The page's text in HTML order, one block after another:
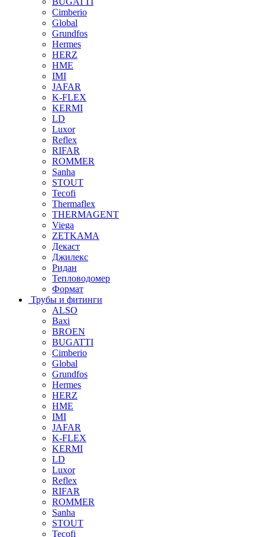
Cimberio
Global
Grundfos
Hermes
HERZ
HME
IMI
JAFAR
K-FLEX
KERMI
LD
Luxor
Reflex
RIFAR
ROMMER
Sanha
STOUT
Tecofi
Thermaflex
THERMAGENT
Viega
ZETKAMA
Декаст
Джилекс
Ридан
Тепловодомер
Формат
Трубы и фитинги
ALSO
Baxi
BROEN
BUGATTI
Cimberio
Global
Grundfos
Hermes
HERZ
HME
IMI
JAFAR
K-FLEX
KERMI
LD
Luxor
Reflex
RIFAR
ROMMER
Sanha
STOUT
Tecofi